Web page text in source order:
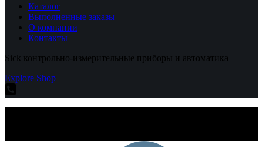
Каталог
Выполненные заказы
О компании
Контакты
Sick контрольно-измерительные приборы и автоматика
Explore Shop